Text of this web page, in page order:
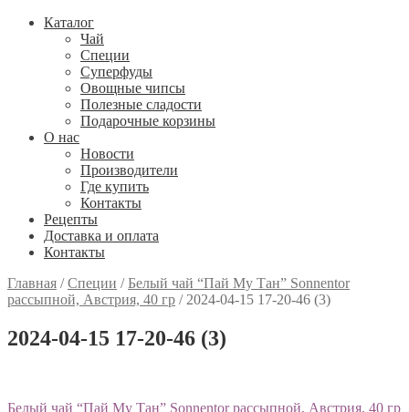
Каталог
Чай
Специи
Cуперфуды
Овощные чипсы
Полезные сладости
Подарочные корзины
О нас
Новости
Производители
Где купить
Контакты
Рецепты
Доставка и оплата
Контакты
Главная /Специи /Белый чай “Пай Му Тан” Sonnentor
рассыпной, Австрия, 40 гр / 2024-04-15 17-20-46 (3)
2024-04-15 17-20-46 (3)
Предыдущий:
Белый чай “Пай Му Тан” Sonnentor рассыпной, Австрия, 40 гр